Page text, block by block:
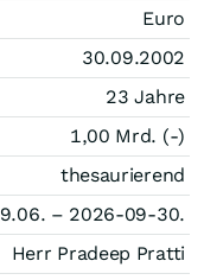
Euro
30.09.2002
23 Jahre
1,00 Mrd. (-)
thesaurierend
– 2026-09-30.
Herr Pradeep Pratti